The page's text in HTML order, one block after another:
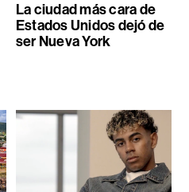
La ciudad más cara de
Estados Unidos dejó de
ser Nueva York